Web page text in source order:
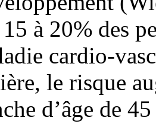
à 20% des
cardio-
le risque
d’âge de